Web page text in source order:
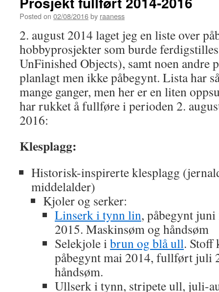
Posted on 02/08/2016by raaness
2. august 2014 laget jeg en liste over
hobbyprosjekter som burde
UnFinished Objects), samt noen andre
planlagt men ikke påbegynt. Lista har
mange ganger, men her er en liten
har rukket å fullføre i perioden 2.
2016:
Klesplagg:
Historisk-inspirerte klesplagg
middelalder)
Kjoler og serker:
Linserk i tynn lin, påbegynt
2015. Maskinsøm og håndsøm
Selekjole ibrun og blå ull. Stoff
påbegynt mai 2014, fullført juli
håndsøm.
Ullserk i tynn, stripete ull, juli-